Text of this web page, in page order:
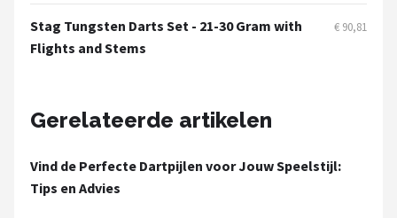
Alle merken →
Stag Tungsten Darts Set - 21-30 Gram with
Flights and Stems
€ 90,81
Gerelateerde artikelen
Vind de Perfecte Dartpijlen voor Jouw Speelstijl:
Tips en Advies